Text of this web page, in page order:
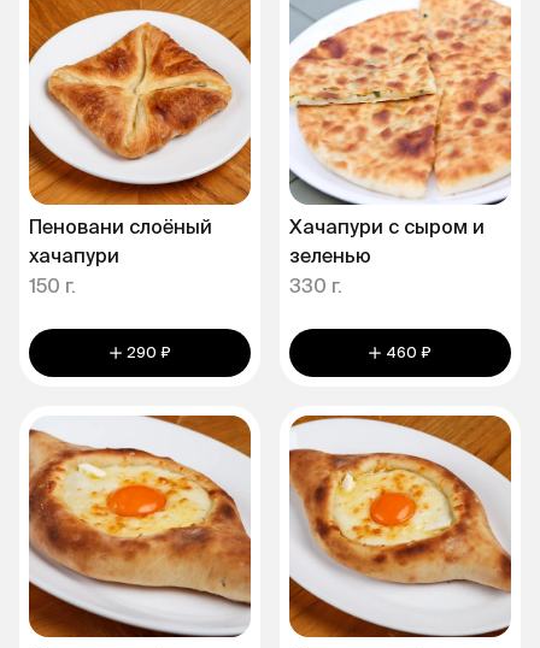
Пеновани слоёный
хачапури
150 г.
290 ₽
Хачапури с сыром и
зеленью
330 г.
460 ₽